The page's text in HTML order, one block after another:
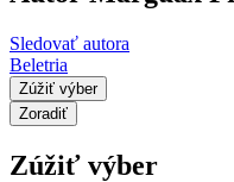
Sledovať autora
Beletria
Zúžiť výber
Zoradiť
Zúžiť výber